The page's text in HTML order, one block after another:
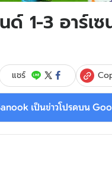
ด์ 1-3 อาร์เ
แชร์
เป็นข่าวโปรดบน